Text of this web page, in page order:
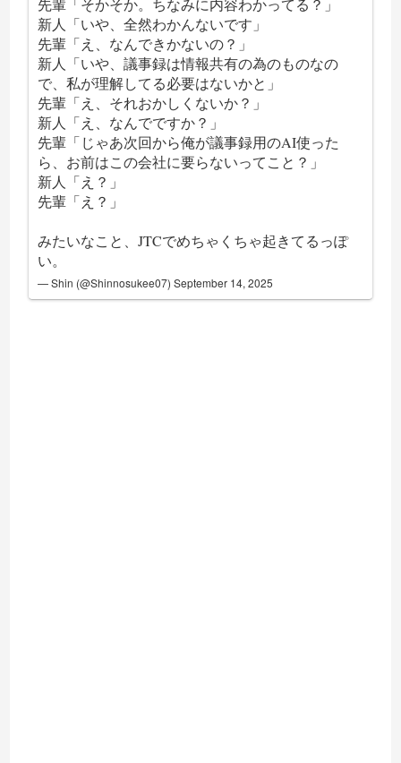
先輩「そかそか。ちなみに内容わかってる？」
新人「いや、全然わかんないです」
先輩「え、なんできかないの？」
新人「いや、議事録は情報共有の為のものなの
で、私が理解してる必要はないかと」
先輩「え、それおかしくないか？」
新人「え、なんでですか？」
先輩「じゃあ次回から俺が議事録用のAI使った
ら、お前はこの会社に要らないってこと？」
新人「え？」
先輩「え？」
みたいなこと、JTCでめちゃくちゃ起きてるっぽ
い。
— Shin (@Shinnosukee07)September 14, 2025